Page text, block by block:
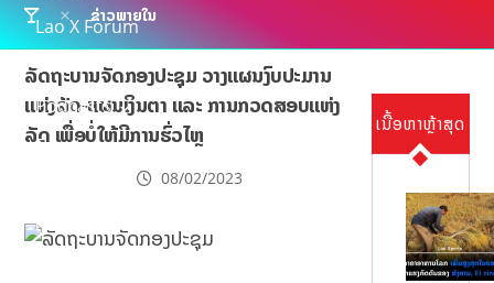
Lao X Forum
ວິດີໂອ
Podcasts
Events
ຕິດຕໍ່ໂຄສະນາ
ຂ່າວພາຍໃນ
ລັດຖະບານຈັດກອງປະຊຸມ ວາງແຜນງົບປະມານ
ແຫ່ງລັດ-ແຜນເງິນຕາ ແລະ ການກວດສອບແຫ່ງ
ລັດ ເພື່ອບໍ່ໃຫ້ມີການຮົ່ວໄຫຼ
08/02/2023
ເນື້ອຫາຫຼ້າສຸດ